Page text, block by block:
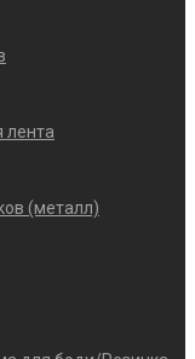
лента
(металл)